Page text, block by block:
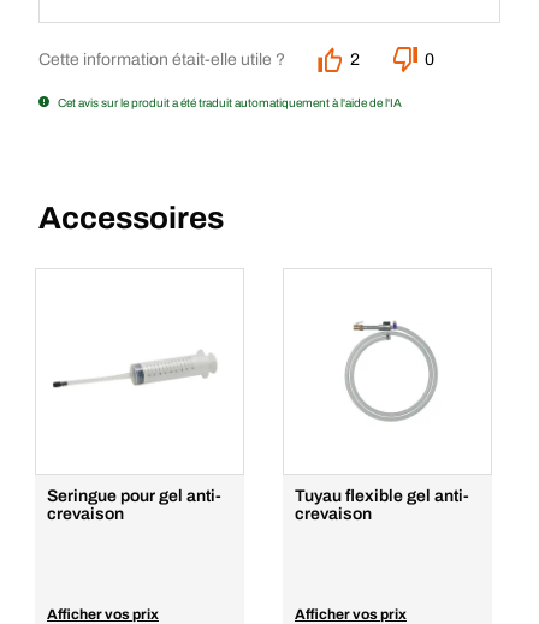
Cette information était-elle utile ? 2 0
Cet avis sur le produit a été traduit automatiquement à l'aide de l'IA
Accessoires
Seringue pour gel anti-
crevaison
Afficher vos prix
Tuyau flexible gel anti-
crevaison
Afficher vos prix